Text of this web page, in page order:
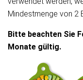
Mindestmenge von 2
Bitte beachten Sie
Monate gültig.